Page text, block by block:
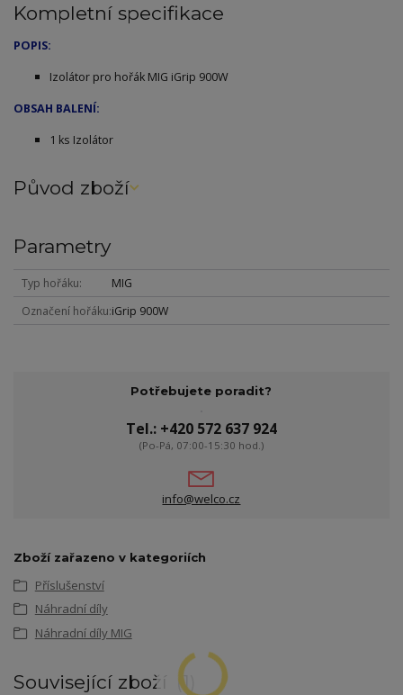
Kompletní specifikace
POPIS:
Izolátor pro hořák MIG iGrip 900W
OBSAH BALENÍ:
1 ks Izolátor
Původ zboží
Parametry
Typ hořáku
MIG
Označení hořáku iGrip 900W
Potřebujete poradit?
Tel.: +420 572 637 924
(Po-Pá, 07:00-15:30 hod.)
info@welco.cz
Zboží zařazeno v kategoriích
Příslušenství
Náhradní díly
Náhradní díly MIG
Související zboží 1